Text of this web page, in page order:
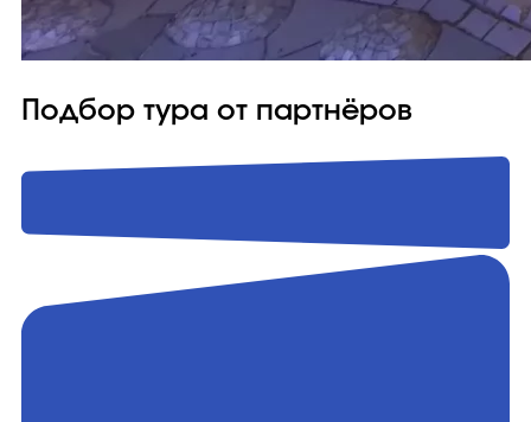
Подбор тура от партнёров